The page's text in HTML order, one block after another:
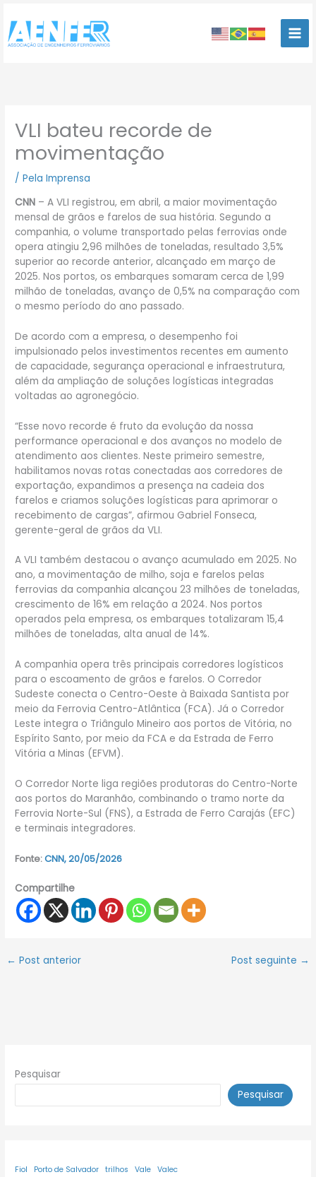
para
conteúdo
VLI bateu recorde de
movimentação
/Pela Imprensa
CNN – A VLI registrou, em abril, a maior movimentação
mensal de grãos e farelos de sua história. Segundo a
companhia, o volume transportado pelas ferrovias onde
opera atingiu 2,96 milhões de toneladas, resultado 3,5%
superior ao recorde anterior, alcançado em março de
2025. Nos portos, os embarques somaram cerca de 1,99
milhão de toneladas, avanço de 0,5% na comparação com
o mesmo período do ano passado.
De acordo com a empresa, o desempenho foi
impulsionado pelos investimentos recentes em aumento
de capacidade, segurança operacional e infraestrutura,
além da ampliação de soluções logísticas integradas
voltadas ao agronegócio.
“Esse novo recorde é fruto da evolução da nossa
performance operacional e dos avanços no modelo de
atendimento aos clientes. Neste primeiro semestre,
habilitamos novas rotas conectadas aos corredores de
exportação, expandimos a presença na cadeia dos
farelos e criamos soluções logísticas para aprimorar o
recebimento de cargas”, afirmou Gabriel Fonseca,
gerente-geral de grãos da VLI.
A VLI também destacou o avanço acumulado em 2025. No
ano, a movimentação de milho, soja e farelos pelas
ferrovias da companhia alcançou 23 milhões de toneladas,
crescimento de 16% em relação a 2024. Nos portos
operados pela empresa, os embarques totalizaram 15,4
milhões de toneladas, alta anual de 14%.
A companhia opera três principais corredores logísticos
para o escoamento de grãos e farelos. O Corredor
Sudeste conecta o Centro-Oeste à Baixada Santista por
meio da Ferrovia Centro-Atlântica (FCA). Já o Corredor
Leste integra o Triângulo Mineiro aos portos de Vitória, no
Espírito Santo, por meio da FCA e da Estrada de Ferro
Vitória a Minas (EFVM).
O Corredor Norte liga regiões produtoras do Centro-Norte
aos portos do Maranhão, combinando o tramo norte da
Ferrovia Norte-Sul (FNS), a Estrada de Ferro Carajás (EFC)
e terminais integradores.
Fonte:CNN, 20/05/2026
Compartilhe
← Post anterior Post seguinte →
Pesquisar
Pesquisar
Fiol Porto de Salvador trilhos Vale Valec